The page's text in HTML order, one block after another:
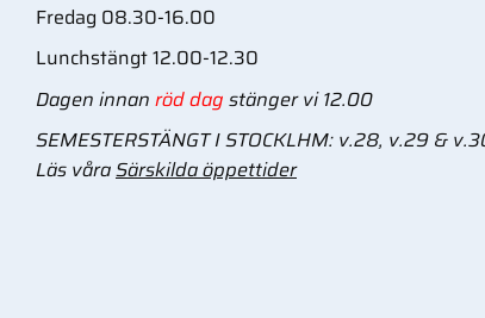
Fredag 08.30-16.00
Lunchstängt 12.00-12.30
Dagen innan röd dag stänger vi 12.00
SEMESTERSTÄNGT I STOCKLHM: v.28, v.29 &
Läs våraSärskilda öppettider